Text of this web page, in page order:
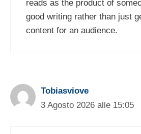
reads as the product of
good writing rather than just
content for an audience.
Tobiasviove
3 Agosto 2026 alle 15:05